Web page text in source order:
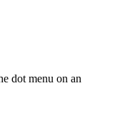
dot menu on an